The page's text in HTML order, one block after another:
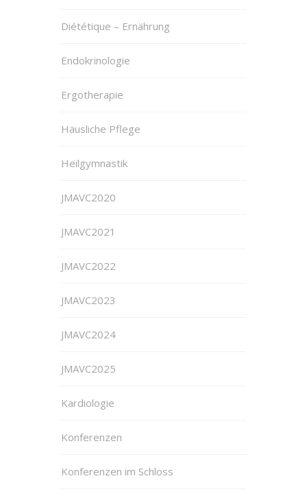
Diététique – Ernährung
Endokrinologie
Ergotherapie
Häusliche Pflege
Heilgymnastik
JMAVC2020
JMAVC2021
JMAVC2022
JMAVC2023
JMAVC2024
JMAVC2025
Kardiologie
Konferenzen
Konferenzen im Schloss